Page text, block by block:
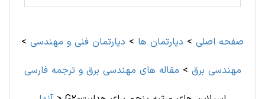
صفحه اصلی > دپارتمان ها > دپارتمان فنی و مهندسی >
مهندسی برق > مقاله های مهندسی برق و ترجمه فارسی